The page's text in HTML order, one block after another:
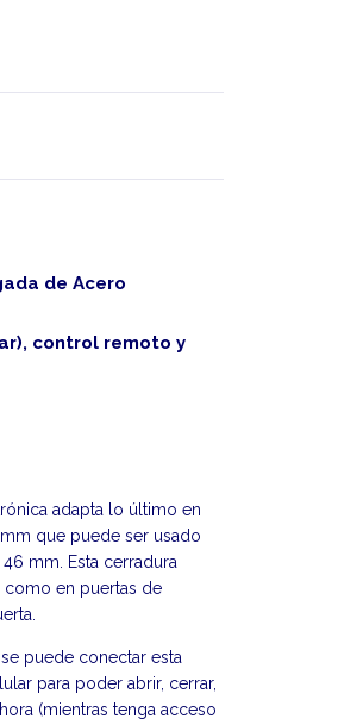
de Acero
control remoto y
adapta lo último en
que puede ser usado
mm. Esta cerradura
como en puertas de
puede conectar esta
para poder abrir, cerrar,
(mientras tenga acceso